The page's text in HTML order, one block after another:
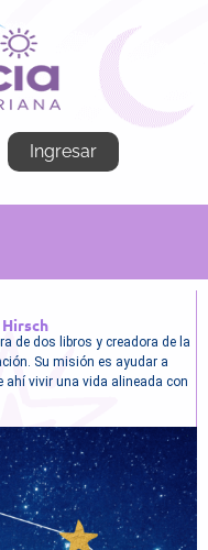
Ingresar
de dos libros y creadora de la
Su misión es ayudar a
ahí vivir una vida alineada con